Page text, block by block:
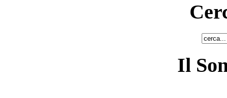
Il